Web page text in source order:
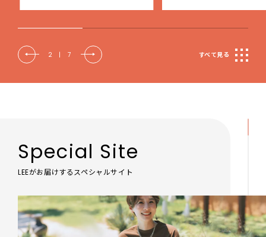
2 | 7 すべて見る
Special Site
LEEがお届けするスペシャルサイト